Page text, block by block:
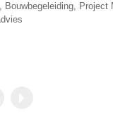
Bouwbegeleiding, Project